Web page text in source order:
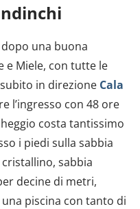
una buona
e Miele, con tutte le
in direzione Cala
l’ingresso con 48 ore
costa tantissimo
i piedi sulla sabbia
sabbia
decine di metri,
piscina con tanto di